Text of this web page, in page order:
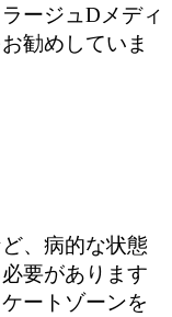
ージュDメディ
勧めしていま
、病的な状態
要があります
ートゾーンを